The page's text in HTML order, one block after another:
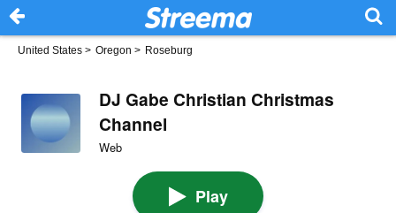
United States > Oregon > Roseburg
DJ Gabe Christian Christmas
Channel
Web
Play